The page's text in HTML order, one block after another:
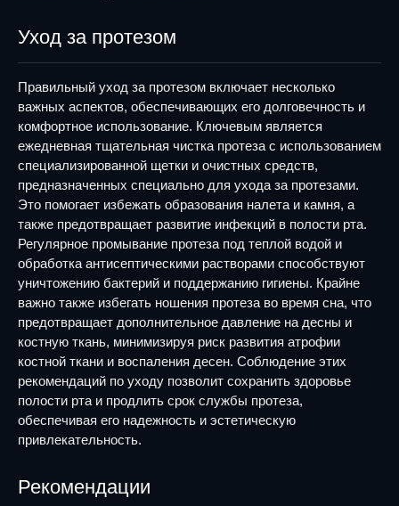
Уход за протезом
Правильный уход за протезом включает несколько
важных аспектов, обеспечивающих его долговечность и
комфортное использование. Ключевым является
ежедневная тщательная чистка протеза с использованием
специализированной щетки и очистных средств,
предназначенных специально для ухода за протезами.
Это помогает избежать образования налета и камня, а
также предотвращает развитие инфекций в полости рта.
Регулярное промывание протеза под теплой водой и
обработка антисептическими растворами способствуют
уничтожению бактерий и поддержанию гигиены. Крайне
важно также избегать ношения протеза во время сна, что
предотвращает дополнительное давление на десны и
костную ткань, минимизируя риск развития атрофии
костной ткани и воспаления десен. Соблюдение этих
рекомендаций по уходу позволит сохранить здоровье
полости рта и продлить срок службы протеза,
обеспечивая его надежность и эстетическую
привлекательность.
Рекомендации